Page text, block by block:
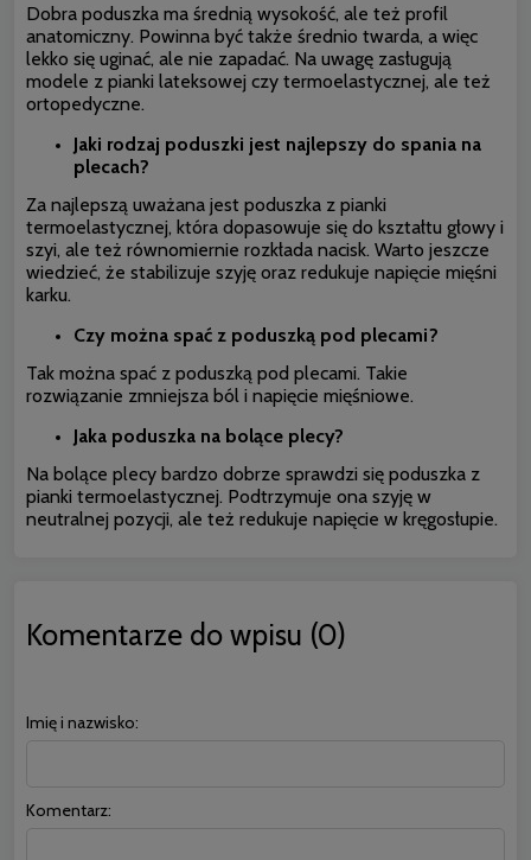
Dobra poduszka ma średnią wysokość, ale też profil
anatomiczny. Powinna być także średnio twarda, a więc
lekko się uginać, ale nie zapadać. Na uwagę zasługują
modele z pianki lateksowej czy termoelastycznej, ale też
ortopedyczne.
Jaki rodzaj poduszki jest najlepszy do spania na
plecach?
Za najlepszą uważana jest poduszka z pianki
termoelastycznej, która dopasowuje się do kształtu głowy i
szyi, ale też równomiernie rozkłada nacisk. Warto jeszcze
wiedzieć, że stabilizuje szyję oraz redukuje napięcie mięśni
karku.
Czy można spać z poduszką pod plecami?
Tak można spać z poduszką pod plecami. Takie
rozwiązanie zmniejsza ból i napięcie mięśniowe.
Jaka poduszka na bolące plecy?
Na bolące plecy bardzo dobrze sprawdzi się poduszka z
pianki termoelastycznej. Podtrzymuje ona szyję w
neutralnej pozycji, ale też redukuje napięcie w kręgosłupie.
Komentarze do wpisu (0)
Imię i nazwisko:
Komentarz: